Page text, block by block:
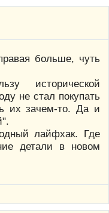
больше, чуть
исторической
не стал покупать
их зачем-то. Да и
лайфхак. Где
детали в новом